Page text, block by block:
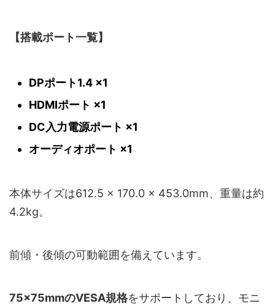
【搭載ポート一覧】
DPポート1.4 ×1
HDMIポート ×1
DC入力電源ポート ×1
オーディオポート ×1
本体サイズは612.5 × 170.0 × 453.0mm、重量は約
4.2kg。
前傾・後傾の可動範囲を備えています。
75×75mmのVESA規格をサポートしており、モニ